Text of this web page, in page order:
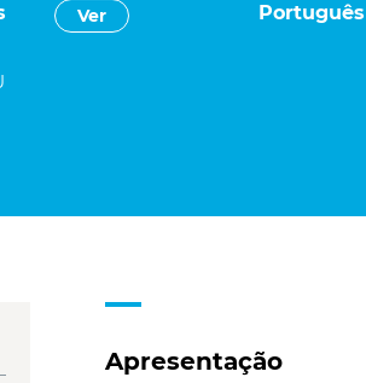
Ver
Português
Apresentação